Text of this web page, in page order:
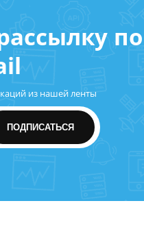
по
из нашей ленты